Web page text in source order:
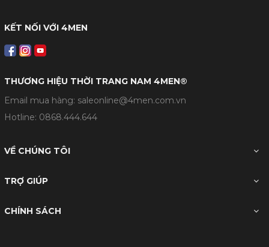
KẾT NỐI VỚI 4MEN
THƯƠNG HIỆU THỜI TRANG NAM 4MEN®
Email mua hàng: saleonline@4men.com.vn
Hotline: 0868.444.644
VỀ CHÚNG TÔI
TRỢ GIÚP
CHÍNH SÁCH